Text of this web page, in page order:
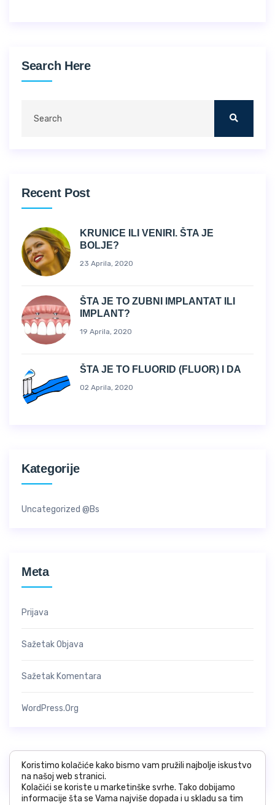
Search Here
Recent Post
KRUNICE ILI VENIRI. ŠTA JE
BOLJE?
23 Aprila, 2020
ŠTA JE TO ZUBNI IMPLANTAT ILI
IMPLANT?
19 Aprila, 2020
ŠTA JE TO FLUORID (FLUOR) I DA
02 Aprila, 2020
Kategorije
Uncategorized @bs
Meta
Prijava
Sažetak Objava
Sažetak Komentara
WordPress.org
Koristimo kolačiće kako bismo vam pružili najbolje iskustvo
na našoj web stranici.
Kolačići se koriste u marketinške svrhe. Tako dobijamo
informacije šta se Vama najviše dopada i u skladu sa tim